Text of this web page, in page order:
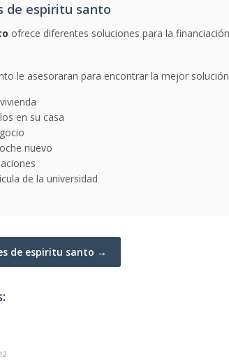
de espiritu santo
ofrece diferentes soluciones para la
le asesoraran para encontrar la mejor
en su casa
nuevo
de la universidad
de espiritu santo →